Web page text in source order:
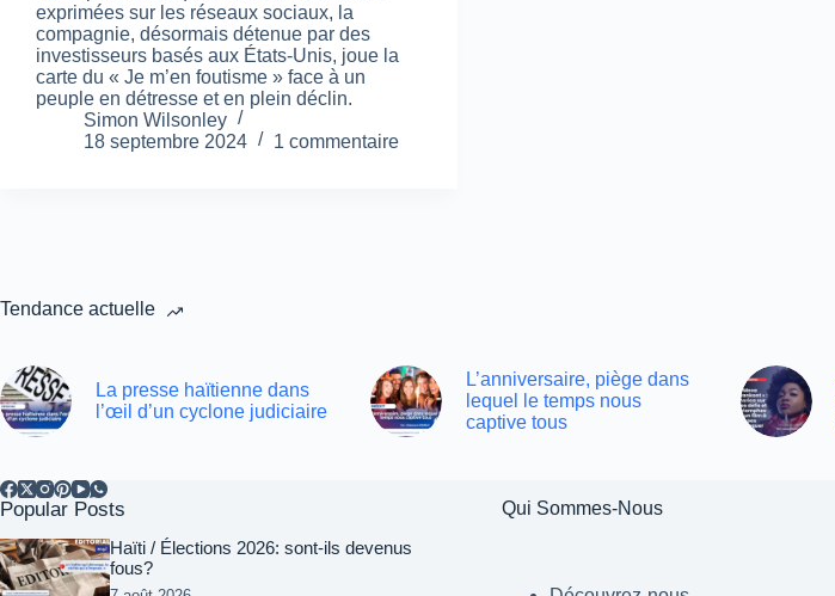
exprimées sur les réseaux sociaux, la
compagnie, désormais détenue par des
investisseurs basés aux États-Unis, joue la
carte du « Je m’en foutisme » face à un
peuple en détresse et en plein déclin.
Simon Wilsonley
18 septembre 2024
1 commentaire
Tendance actuelle
La presse haïtienne dans
l’œil d’un cyclone judiciaire
L’anniversaire, piège dans
lequel le temps nous
captive tous
Popular Posts
Haïti / Élections 2026: sont-ils devenus
fous?
Qui Sommes-Nous